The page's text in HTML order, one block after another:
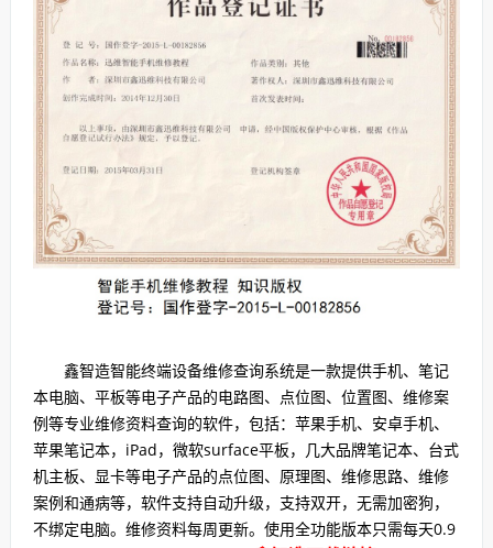
鑫智造智能终端设备维修查询系统是一款提供手机、笔记
本电脑、平板等电子产品的电路图、点位图、位置图、维修案
例等专业维修资料查询的软件，包括：苹果手机、安卓手机、
苹果笔记本，iPad，微软surface平板，几大品牌笔记本、台式
机主板、显卡等电子产品的点位图、原理图、维修思路、维修
案例和通病等，软件支持自动升级，支持双开，无需加密狗，
不绑定电脑。维修资料每周更新。使用全功能版本只需每天0.9